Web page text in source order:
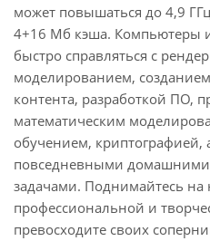
может повышаться до 4,9
4+16 Мб кэша. Компьютеры
быстро справляться с
моделированием,
контента, разработкой ПО,
математическим
обучением,
повседневными
задачами. Поднимайтесь
профессиональной и
превосходите своих